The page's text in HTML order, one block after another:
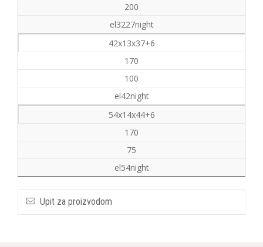
200
el3227night
42x13x37+6
170
100
el42night
54x14x44+6
170
75
el54night
Upit za proizvodom